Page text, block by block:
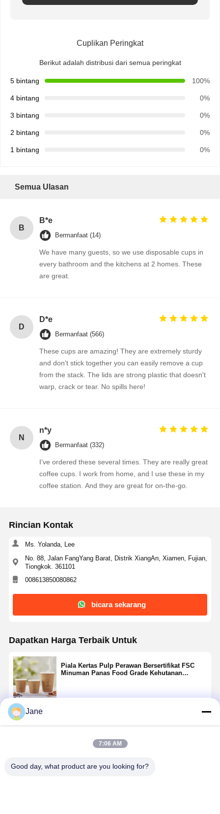
Cuplikan Peringkat
Berikut adalah distribusi dari semua peringkat
5 bintang 100%
4 bintang 0%
3 bintang 0%
2 bintang 0%
1 bintang 0%
Semua Ulasan
B
B*e
Bermanfaat (14)
We have many guests, so we use disposable cups in
every bathroom and the kitchens at 2 homes. These
are great.
D
D*e
Bermanfaat (566)
These cups are amazing! They are extremely sturdy
and don't stick together you can easily remove a cup
from the stack. The lids are strong plastic that doesn't
warp, crack or tear. No spills here!
N
n*y
Bermanfaat (332)
I’ve ordered these several times. They are really great
coffee cups. I work from home, and I use these in my
coffee station. And they are great for on-the-go.
Rincian Kontak
Ms. Yolanda, Lee
No. 88, Jalan FangYang Barat, Distrik XiangAn, Xiamen, Fujian,
Tiongkok. 361101
008613850080862
bicara sekarang
Dapatkan Harga Terbaik Untuk
Piala Kertas Pulp Perawan Bersertifikat FSC
Minuman Panas Food Grade Kehutanan
Rekomendasi Produk
Jane
7:06 AM
Good day, what product are you looking for?